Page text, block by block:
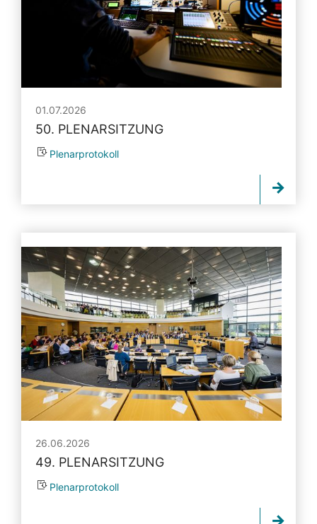
01.07.2026
50. PLENARSITZUNG
Plenarprotokoll
26.06.2026
49. PLENARSITZUNG
Plenarprotokoll